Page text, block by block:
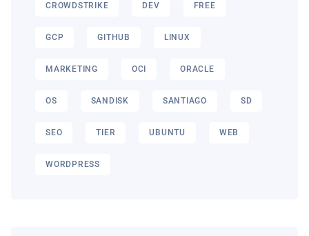
CROWDSTRIKE DEV FREE
GCP GITHUB LINUX
MARKETING OCI ORACLE
OS SANDISK SANTIAGO SD
SEO TIER UBUNTU WEB
WORDPRESS